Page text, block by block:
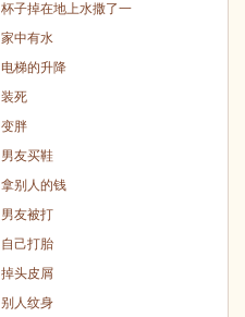
杯子掉在地上水撒了一
家中有水
电梯的升降
装死
变胖
男友买鞋
拿别人的钱
男友被打
自己打胎
掉头皮屑
别人纹身